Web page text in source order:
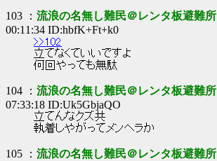
103 ： 流浪の名無し難民＠レンタ板避難所
00:11:34 ID:hbfK+Ft+k0
>>102
立てなくていいですよ
何回やっても無駄
104 ： 流浪の名無し難民＠レンタ板避難所
07:33:18 ID:Uk5GbjaQO
立てんなクズ共
執着しやがってメンヘラか
105 ： 流浪の名無し難民＠レンタ板避難所